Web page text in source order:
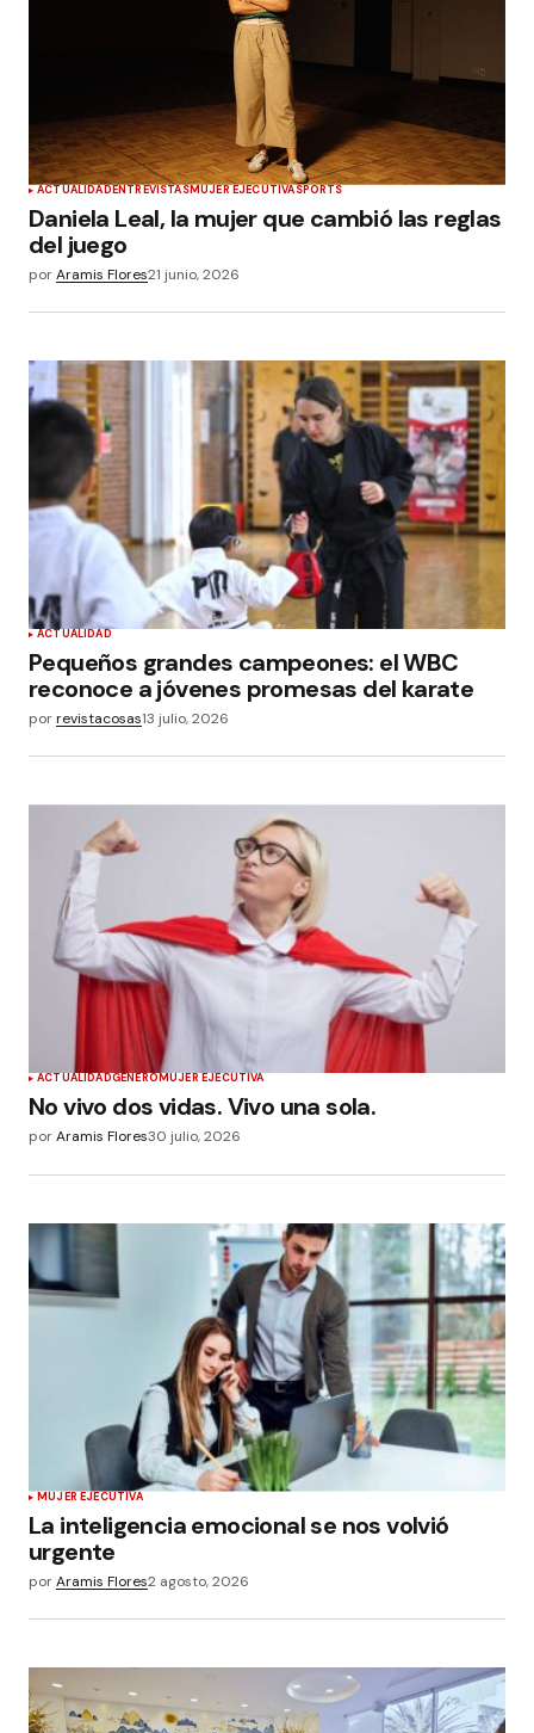
ACTUALIDADENTREVISTASMUJER EJECUTIVASPORTS
Daniela Leal, la mujer que cambió las reglas
del juego
porAramis Flores21 junio, 2026
ACTUALIDAD
Pequeños grandes campeones: el WBC
reconoce a jóvenes promesas del karate
porrevistacosas13 julio, 2026
ACTUALIDADGÉNERO MUJER EJECUTIVA
No vivo dos vidas. Vivo una sola.
porAramis Flores30 julio, 2026
MUJER EJECUTIVA
La inteligencia emocional se nos volvió
urgente
porAramis Flores2 agosto, 2026